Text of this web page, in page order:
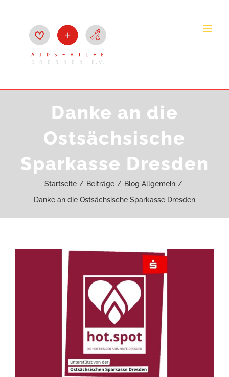
Danke an die
Ostsächsische
Sparkasse Dresden
Startseite Beiträge
Blog Allgemein
Danke an die Ostsächsische Sparkasse Dresden